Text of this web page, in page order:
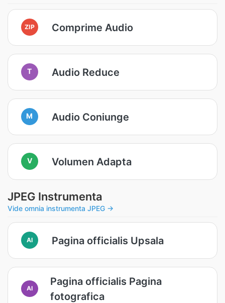
ZIP Comprime Audio
T Audio Reduce
M Audio Coniunge
V Volumen Adapta
JPEG Instrumenta
Vide omnia instrumenta JPEG →
AI Pagina officialis Upsala
AI
Pagina officialis Pagina
fotografica